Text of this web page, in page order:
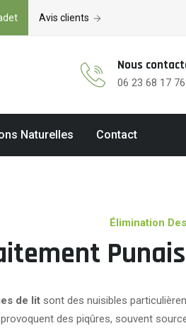
Avis clients
Nous
06 23 68 17 76
Naturelles Contact
Élimination
de lit sont des nuisibles
des piqûres, souvent